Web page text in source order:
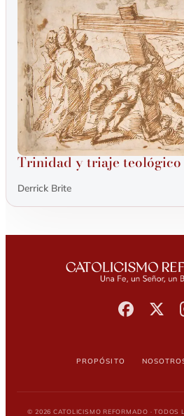
Trinidad y triaje teológico
Derrick Brite
Propósito
© 2026 Catolicismo Reformado ·